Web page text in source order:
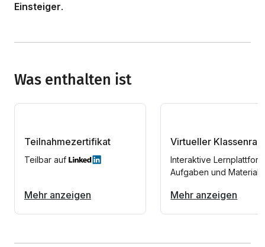
Einsteiger.
Was enthalten ist
Teilnahmezertifikat
Teilbar auf
Mehr anzeigen
Virtueller
Interaktive
Aufgaben und
Mehr anzeigen